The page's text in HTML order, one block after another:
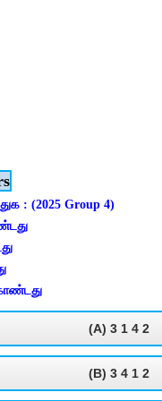
: (2025 Group 4)
(A) 3 1 4 2
(B) 3 4 1 2